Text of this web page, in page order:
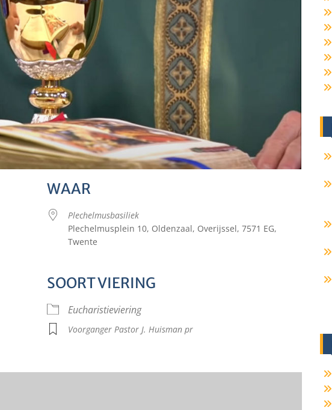
iCalendar
WAAR
Plechelmusbasiliek
Plechelmusplein 10, Oldenzaal, Overijssel, 7571 EG,
Twente
SOORT VIERING
Eucharistieviering
Voorganger Pastor J. Huisman pr